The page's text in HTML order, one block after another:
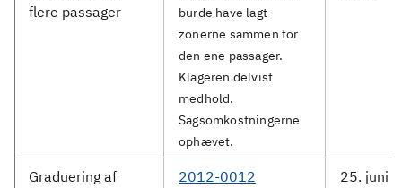
flere passager
burde have lagt
zonerne sammen for
den ene passager.
Klageren delvist
medhold.
Sagsomkostningerne
ophævet.
Graduering af
2012-0012
25. juni